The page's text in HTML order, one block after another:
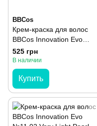
BBCos
Крем-краска для волос
BBCos Innovation Evo
№11.0 Very Light Blond 100
мл
525 грн
В наличии
Купить